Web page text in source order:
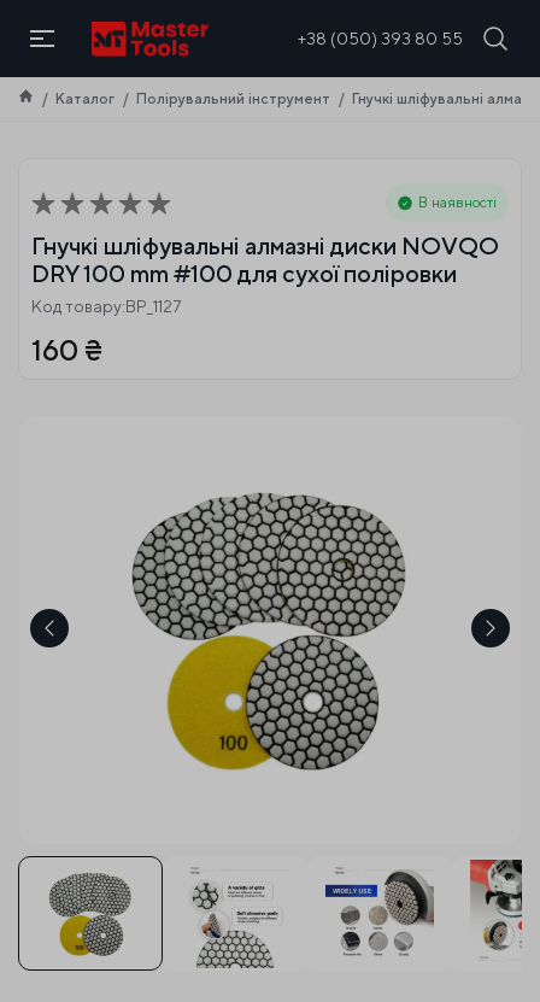
+38 (050) 393 80 55
UA
Каталог Полірувальний інструмент Гнучкі шліфувальні
В наявності
Гнучкі шліфувальні алмазні диски NOVQO
DRY 100 mm #100 для сухої поліровки
Код товару:BP_1127
160 ₴